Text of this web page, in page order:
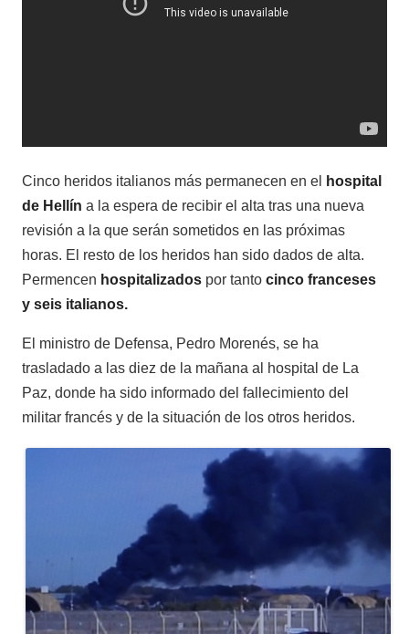
Cinco heridos italianos más permanecen en el
hospital
de Hellín a la espera de recibir el alta tras una nueva
revisión a la que serán sometidos en las próximas
horas. El resto de los heridos han sido dados de alta.
Permencen hospitalizados por tanto cinco franceses
y seis italianos.
El ministro de Defensa, Pedro Morenés, se ha
trasladado a las diez de la mañana al hospital de La
Paz, donde ha sido informado del fallecimiento del
militar francés y de la situación de los otros heridos.